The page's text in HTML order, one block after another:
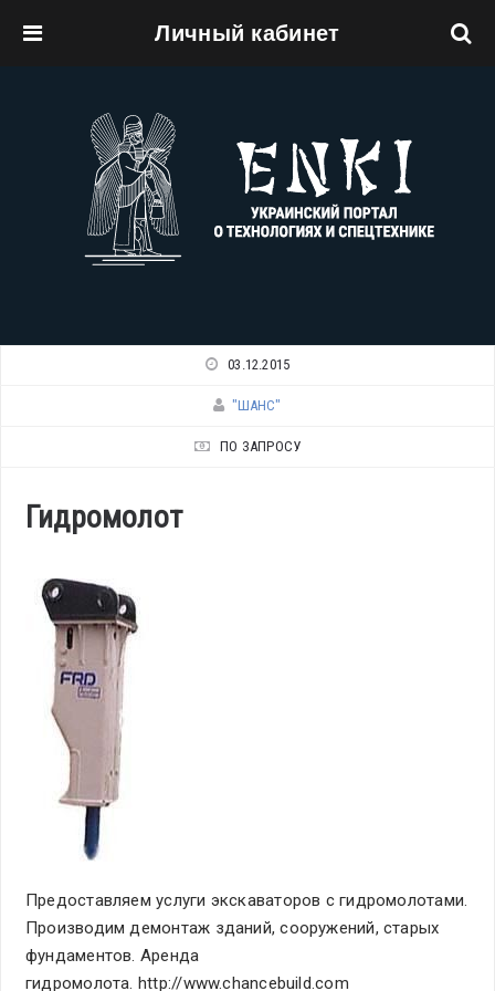
Личный кабинет
03.12.2015
"ШАНС"
ПО ЗАПРОСУ
Гидромолот
Предоставляем услуги экскаваторов с гидромолотами.
Производим демонтаж зданий, сооружений, старых
фундаментов. Аренда
гидромолота. http://www.chancebuild.com